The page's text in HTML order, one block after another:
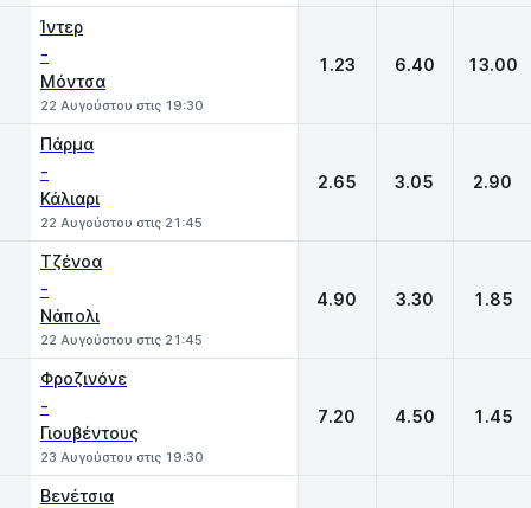
Ίντερ
-
Μόντσα
22 Αυγούστου στις 19:30
1.23 6.40 13.00
Πάρμα
-
Κάλιαρι
22 Αυγούστου στις 21:45
2.65 3.05 2.90
Τζένοα
-
Νάπολι
22 Αυγούστου στις 21:45
4.90 3.30 1.85
Φροζινόνε
-
Γιουβέντους
23 Αυγούστου στις 19:30
7.20 4.50 1.45
Βενέτσια